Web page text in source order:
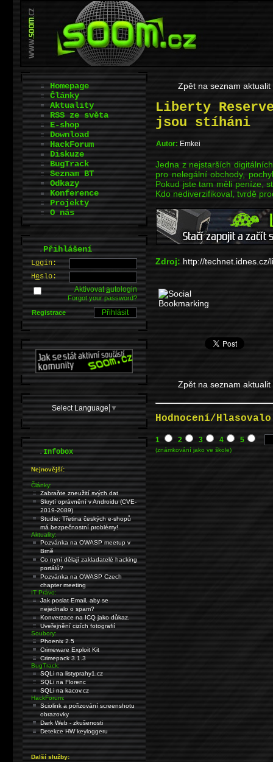
Zpět na seznam aktualit
Liberty
jsou stíháni
Autor: Emkei
Jedna z nejstarších
pro nelegální obchody,
Pokud jste tam měli peníze,
Kdo nediverzifikoval, tvrdě
Zdroj: http://
Zpět na seznam aktualit
Hodnocení/
1 2 3 4 5
(známkování jako ve škole)
Homepage
Články
Aktuality
RSS ze světa
E-shop
Download
HackForum
Diskuze
BugTrack
Seznam BT
Odkazy
Konference
Projekty
O nás
.Přihlášení
Login:
Heslo:
Aktivovatautologin
Forgot your password?
Registrace
Select Language ▼
.Infobox
Nejnovější:
Články:
Zabraňte zneužití svých dat
Skrytí oprávnění v Androidu (CVE-
2019-2089)
Studie: Třetina českých e-shopů
má bezpečnostní problémy!
Aktuality:
Pozvánka na OWASP meetup v
Brně
Co nyní dělají zakladatelé hacking
portálů?
Pozvánka na OWASP Czech
chapter meeting
IT Právo:
Jak poslat Email, aby se
nejednalo o spam?
Konverzace na ICQ jako důkaz.
Uveřejnění cizích fotografií
Soubory:
Phoenix 2.5
Crimeware Exploit Kit
Crimepack 3.1.3
BugTrack:
SQLi na listyprahy1.cz
SQLi na Florenc
SQLi na kacov.cz
HackForum:
Sciolink a pořizování screenshotu
obrazovky
Dark Web - zkušenosti
Detekce HW keyloggeru
Další služby: